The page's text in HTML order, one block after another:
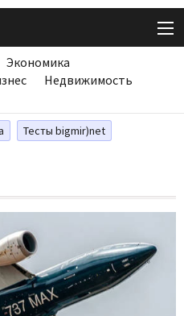
Экономика
Недвижимость
Тесты bigmir)net